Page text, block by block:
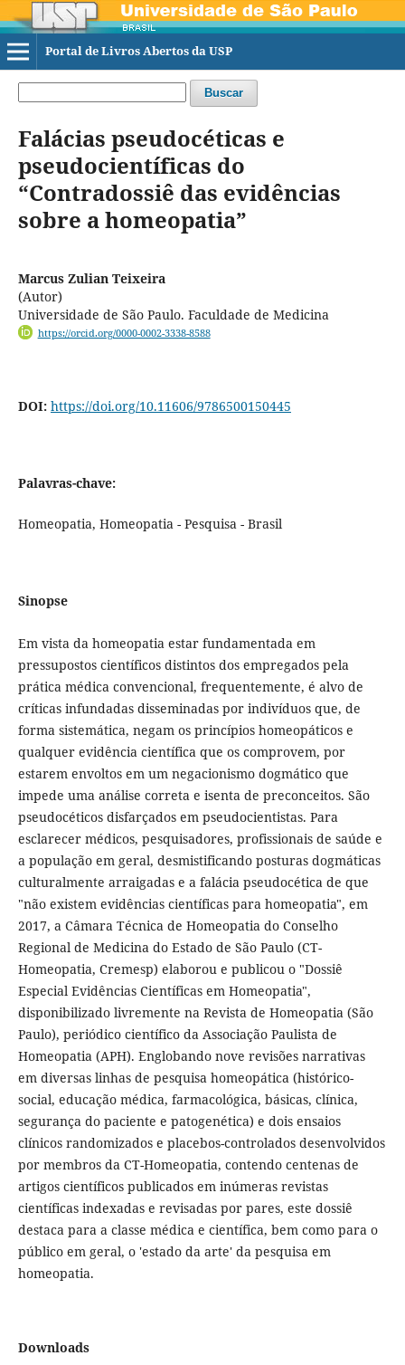
Portal de Livros Abertos da USP
Buscar
Falácias pseudocéticas e
pseudocientíficas do
“Contradossiê das evidências
sobre a homeopatia”
Marcus Zulian Teixeira
(Autor)
Universidade de São Paulo. Faculdade de Medicina
https://orcid.org/0000-0002-3338-8588
DOI: https://doi.org/10.11606/9786500150445
Palavras-chave:
Homeopatia, Homeopatia - Pesquisa - Brasil
Sinopse
Em vista da homeopatia estar fundamentada em
pressupostos científicos distintos dos empregados pela
prática médica convencional, frequentemente, é alvo de
críticas infundadas disseminadas por indivíduos que, de
forma sistemática, negam os princípios homeopáticos e
qualquer evidência científica que os comprovem, por
estarem envoltos em um negacionismo dogmático que
impede uma análise correta e isenta de preconceitos. São
pseudocéticos disfarçados em pseudocientistas. Para
esclarecer médicos, pesquisadores, profissionais de saúde e
a população em geral, desmistificando posturas dogmáticas
culturalmente arraigadas e a falácia pseudocética de que
"não existem evidências científicas para homeopatia", em
2017, a Câmara Técnica de Homeopatia do Conselho
Regional de Medicina do Estado de São Paulo (CT-
Homeopatia, Cremesp) elaborou e publicou o "Dossiê
Especial Evidências Científicas em Homeopatia",
disponibilizado livremente na Revista de Homeopatia (São
Paulo), periódico científico da Associação Paulista de
Homeopatia (APH). Englobando nove revisões narrativas
em diversas linhas de pesquisa homeopática (histórico-
social, educação médica, farmacológica, básicas, clínica,
segurança do paciente e patogenética) e dois ensaios
clínicos randomizados e placebos-controlados desenvolvidos
por membros da CT-Homeopatia, contendo centenas de
artigos científicos publicados em inúmeras revistas
científicas indexadas e revisadas por pares, este dossiê
destaca para a classe médica e científica, bem como para o
público em geral, o 'estado da arte' da pesquisa em
homeopatia.
Downloads